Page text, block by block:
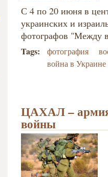
С 4 по 20 июня в
украинских и
фотографов "Между
Tags: фотография
война в Украине
ЦАХАЛ – армия
войны